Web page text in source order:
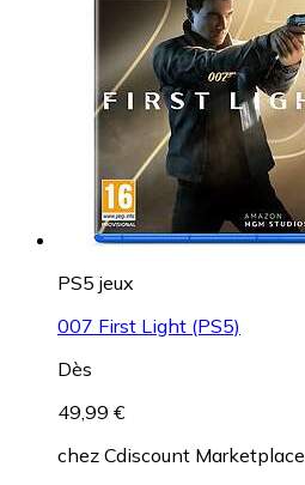
PS5 jeux
007 First Light (PS5)
Dès
49,99 €
chez Cdiscount Marketplace